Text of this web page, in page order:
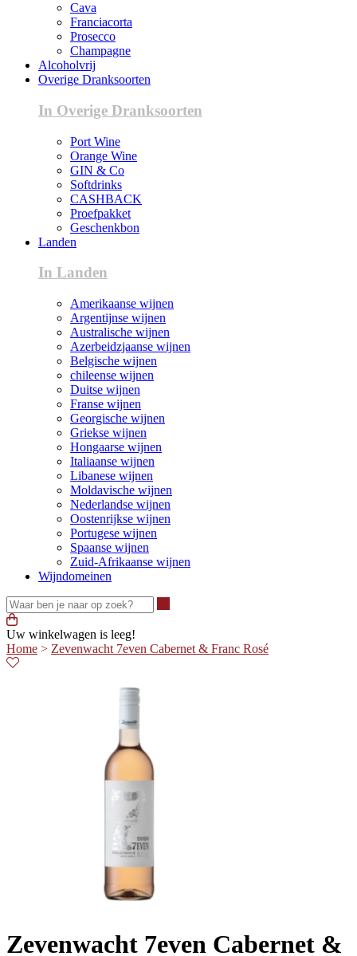
Cava
Franciacorta
Prosecco
Champagne
Alcoholvrij
Overige Dranksoorten
In Overige Dranksoorten
Port Wine
Orange Wine
GIN & Co
Softdrinks
CASHBACK
Proefpakket
Geschenkbon
Landen
In Landen
Amerikaanse wijnen
Argentijnse wijnen
Australische wijnen
Azerbeidzjaanse wijnen
Belgische wijnen
chileense wijnen
Duitse wijnen
Franse wijnen
Georgische wijnen
Griekse wijnen
Hongaarse wijnen
Italiaanse wijnen
Libanese wijnen
Moldavische wijnen
Nederlandse wijnen
Oostenrijkse wijnen
Portugese wijnen
Spaanse wijnen
Zuid-Afrikaanse wijnen
Wijndomeinen
Uw winkelwagen is leeg!
Home > Zevenwacht 7even Cabernet & Franc Rosé
Zevenwacht 7even Cabernet &